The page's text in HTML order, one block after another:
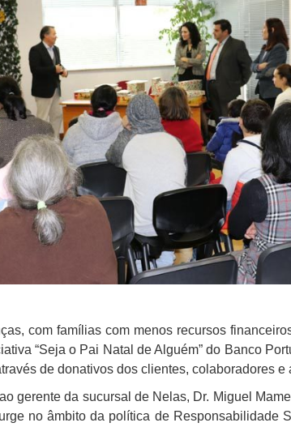
com famílias com menos recursos
“Seja o Pai Natal de Alguém” do Banco
de donativos dos clientes, colaboradores e
gerente da sucursal de Nelas, Dr. Miguel
no âmbito da política de Responsabilidade